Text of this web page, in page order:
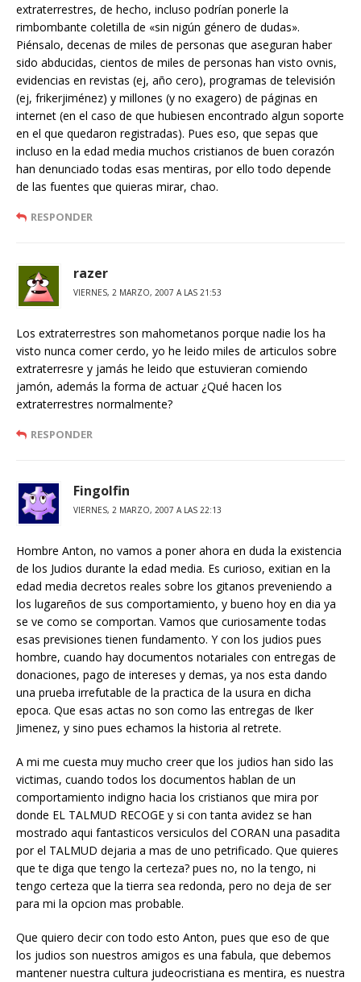
extraterrestres, de hecho, incluso podrían ponerle la
rimbombante coletilla de «sin nigún género de dudas».
Piénsalo, decenas de miles de personas que aseguran haber
sido abducidas, cientos de miles de personas han visto ovnis,
evidencias en revistas (ej, año cero), programas de televisión
(ej, frikerjiménez) y millones (y no exagero) de páginas en
internet (en el caso de que hubiesen encontrado algun soporte
en el que quedaron registradas). Pues eso, que sepas que
incluso en la edad media muchos cristianos de buen corazón
han denunciado todas esas mentiras, por ello todo depende
de las fuentes que quieras mirar, chao.
RESPONDER
razer
VIERNES, 2 MARZO, 2007 A LAS 21:53
Los extraterrestres son mahometanos porque nadie los ha
visto nunca comer cerdo, yo he leido miles de articulos sobre
extraterresre y jamás he leido que estuvieran comiendo
jamón, además la forma de actuar ¿Qué hacen los
extraterrestres normalmente?
RESPONDER
Fingolfin
VIERNES, 2 MARZO, 2007 A LAS 22:13
Hombre Anton, no vamos a poner ahora en duda la existencia
de los Judios durante la edad media. Es curioso, exitian en la
edad media decretos reales sobre los gitanos preveniendo a
los lugareños de sus comportamiento, y bueno hoy en dia ya
se ve como se comportan. Vamos que curiosamente todas
esas previsiones tienen fundamento. Y con los judios pues
hombre, cuando hay documentos notariales con entregas de
donaciones, pago de intereses y demas, ya nos esta dando
una prueba irrefutable de la practica de la usura en dicha
epoca. Que esas actas no son como las entregas de Iker
Jimenez, y sino pues echamos la historia al retrete.
A mi me cuesta muy mucho creer que los judios han sido las
victimas, cuando todos los documentos hablan de un
comportamiento indigno hacia los cristianos que mira por
donde EL TALMUD RECOGE y si con tanta avidez se han
mostrado aqui fantasticos versiculos del CORAN una pasadita
por el TALMUD dejaria a mas de uno petrificado. Que quieres
que te diga que tengo la certeza? pues no, no la tengo, ni
tengo certeza que la tierra sea redonda, pero no deja de ser
para mi la opcion mas probable.
Que quiero decir con todo esto Anton, pues que eso de que
los judios son nuestros amigos es una fabula, que debemos
mantener nuestra cultura judeocristiana es mentira, es nuestra